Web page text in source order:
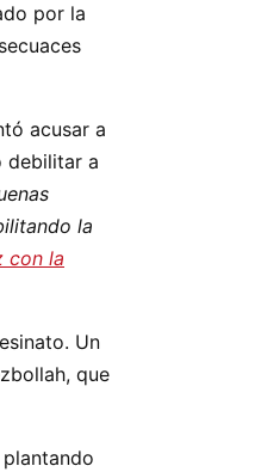
por la
acusar a
debilitar a
la
con la
Un
que